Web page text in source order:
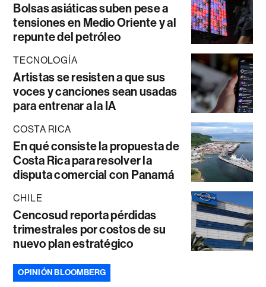
Bolsas asiáticas suben pese a
tensiones en Medio Oriente y al
repunte del petróleo
TECNOLOGÍA
Artistas se resisten a que sus
voces y canciones sean usadas
para entrenar a la IA
COSTA RICA
En qué consiste la propuesta de
Costa Rica para resolver la
disputa comercial con Panamá
CHILE
Cencosud reporta pérdidas
trimestrales por costos de su
nuevo plan estratégico
OPINIÓN BLOOMBERG